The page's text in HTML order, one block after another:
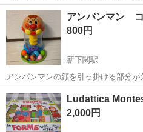
「Luce「ルーチェ」」のお仕事は至
くお喋り お客様のドリンクを作って
ちろんスタッフがイチから丁寧にレク...
アルバイト・パート
アンパンマン
800円
新下関駅
アンパンマンの顔を引っ掛ける部分
せんが遊ぶのは可能です♪ ボールも買
音も問題なく流れます。 多少の傷は
み よろしくお願いします^_^
山口 下関市
Ludattica
2,000円